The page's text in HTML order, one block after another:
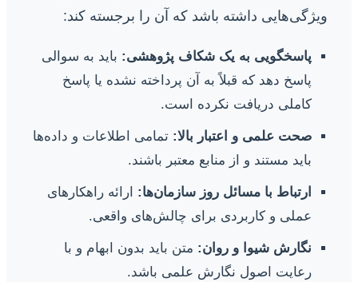
ویژگی‌هایی داشته باشد که آن را برجسته کند:
پاسخگویی به یک شکاف پژوهشی: باید به سوالی
پاسخ دهد که قبلاً به آن پرداخته نشده یا پاسخ
کاملی دریافت نکرده است.
صحت علمی و اعتبار بالا: تمامی اطلاعات و داده‌ها
باید مستند و از منابع معتبر باشند.
ارتباط با مسائل روز سازمان‌ها: ارائه راهکارهای
عملی و کاربردی برای چالش‌های واقعی.
نگارش شیوا و روان: متن باید بدون ابهام و با
رعایت اصول نگارش علمی باشد.